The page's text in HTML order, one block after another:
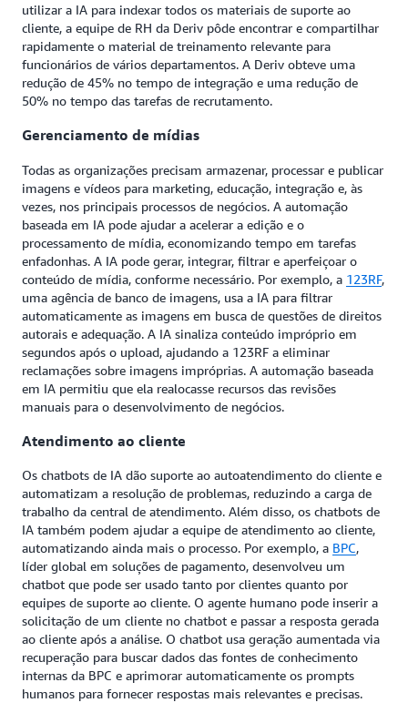
utilizar a IA para indexar todos os materiais de suporte ao
cliente, a equipe de RH da Deriv pôde encontrar e compartilhar
rapidamente o material de treinamento relevante para
funcionários de vários departamentos. A Deriv obteve uma
redução de 45% no tempo de integração e uma redução de
50% no tempo das tarefas de recrutamento.
Gerenciamento de mídias
Todas as organizações precisam armazenar, processar e publicar
imagens e vídeos para marketing, educação, integração e, às
vezes, nos principais processos de negócios. A automação
baseada em IA pode ajudar a acelerar a edição e o
processamento de mídia, economizando tempo em tarefas
enfadonhas. A IA pode gerar, integrar, filtrar e aperfeiçoar o
conteúdo de mídia, conforme necessário. Por exemplo, a 123RF,
uma agência de banco de imagens, usa a IA para filtrar
automaticamente as imagens em busca de questões de direitos
autorais e adequação. A IA sinaliza conteúdo impróprio em
segundos após o upload, ajudando a 123RF a eliminar
reclamações sobre imagens impróprias. A automação baseada
em IA permitiu que ela realocasse recursos das revisões
manuais para o desenvolvimento de negócios.
Atendimento ao cliente
Os chatbots de IA dão suporte ao autoatendimento do cliente e
automatizam a resolução de problemas, reduzindo a carga de
trabalho da central de atendimento. Além disso, os chatbots de
IA também podem ajudar a equipe de atendimento ao cliente,
automatizando ainda mais o processo. Por exemplo, a BPC,
líder global em soluções de pagamento, desenvolveu um
chatbot que pode ser usado tanto por clientes quanto por
equipes de suporte ao cliente. O agente humano pode inserir a
solicitação de um cliente no chatbot e passar a resposta gerada
ao cliente após a análise. O chatbot usa geração aumentada via
recuperação para buscar dados das fontes de conhecimento
internas da BPC e aprimorar automaticamente os prompts
humanos para fornecer respostas mais relevantes e precisas.